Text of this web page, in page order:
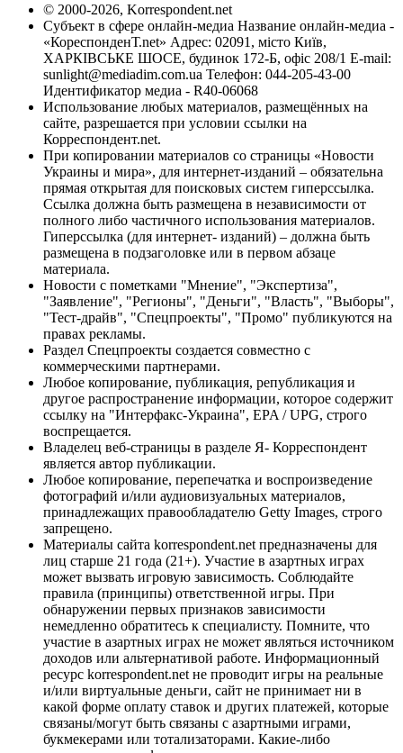
© 2000-2026, Korrespondent.net
Субъект в сфере онлайн-медиа Название онлайн-медиа -
«КореспонденТ.net» Адрес: 02091, місто Київ,
ХАРКІВСЬКЕ ШОСЕ, будинок 172-Б, офіс 208/1 E-mail:
sunlight@mediadim.com.ua Телефон: 044-205-43-00
Идентификатор медиа - R40-06068
Использование любых материалов, размещённых на
сайте, разрешается при условии ссылки на
Корреспондент.net.
При копировании материалов со страницы «Новости
Украины и мира», для интернет-изданий – обязательна
прямая открытая для поисковых систем гиперссылка.
Ссылка должна быть размещена в независимости от
полного либо частичного использования материалов.
Гиперссылка (для интернет- изданий) – должна быть
размещена в подзаголовке или в первом абзаце
материала.
Новости с пометками "Мнение", "Экспертиза",
"Заявление", "Регионы", "Деньги", "Власть", "Выборы",
"Тест-драйв", "Спецпроекты", "Промо" публикуются на
правах рекламы.
Раздел Спецпроекты создается совместно с
коммерческими партнерами.
Любое копирование, публикация, републикация и
другое распространение информации, которое содержит
ссылку на "Интерфакс-Украина", EPA / UPG, строго
воспрещается.
Владелец веб-страницы в разделе Я- Корреспондент
является автор публикации.
Любое копирование, перепечатка и воспроизведение
фотографий и/или аудиовизуальных материалов,
принадлежащих правообладателю Getty Images, строго
запрещено.
Материалы сайта korrespondent.net предназначены для
лиц старше 21 года (21+). Участие в азартных играх
может вызвать игровую зависимость. Соблюдайте
правила (принципы) ответственной игры. При
обнаружении первых признаков зависимости
немедленно обратитесь к специалисту. Помните, что
участие в азартных играх не может являться источником
доходов или альтернативой работе. Информационный
ресурс korrespondent.net не проводит игры на реальные
и/или виртуальные деньги, сайт не принимает ни в
какой форме оплату ставок и других платежей, которые
связаны/могут быть связаны с азартными играми,
букмекерами или тотализаторами. Какие-либо